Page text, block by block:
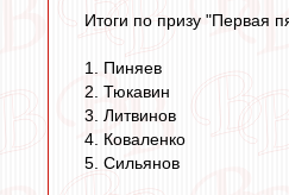
Итоги по призу "Первая
1. Пиняев
2. Тюкавин
3. Литвинов
4. Коваленко
5. Сильянов